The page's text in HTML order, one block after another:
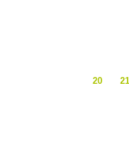
20 21